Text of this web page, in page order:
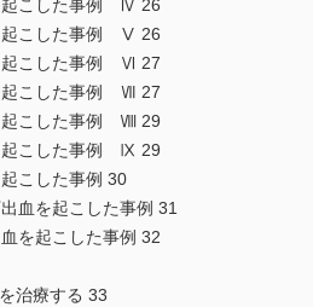
こした事例 Ⅳ 26
こした事例 Ⅴ 26
こした事例 Ⅵ 27
こした事例 Ⅶ 27
こした事例 Ⅷ 29
こした事例 Ⅸ 29
こした事例 30
血を起こした事例 31
を起こした事例 32
治療する 33